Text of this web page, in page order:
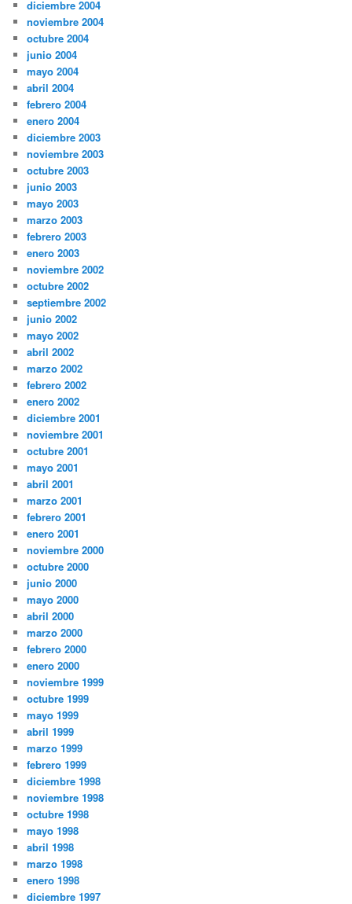
diciembre 2004
noviembre 2004
octubre 2004
junio 2004
mayo 2004
abril 2004
febrero 2004
enero 2004
diciembre 2003
noviembre 2003
octubre 2003
junio 2003
mayo 2003
marzo 2003
febrero 2003
enero 2003
noviembre 2002
octubre 2002
septiembre 2002
junio 2002
mayo 2002
abril 2002
marzo 2002
febrero 2002
enero 2002
diciembre 2001
noviembre 2001
octubre 2001
mayo 2001
abril 2001
marzo 2001
febrero 2001
enero 2001
noviembre 2000
octubre 2000
junio 2000
mayo 2000
abril 2000
marzo 2000
febrero 2000
enero 2000
noviembre 1999
octubre 1999
mayo 1999
abril 1999
marzo 1999
febrero 1999
diciembre 1998
noviembre 1998
octubre 1998
mayo 1998
abril 1998
marzo 1998
enero 1998
diciembre 1997